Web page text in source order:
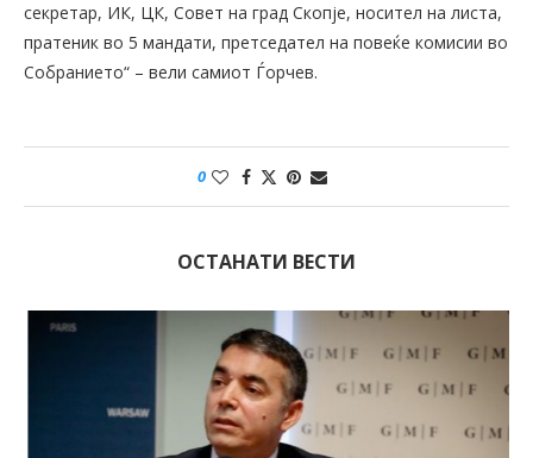
секретар, ИК, ЦК, Совет на град Скопје, носител на листа,
пратеник во 5 мандати, претседател на повеќе комисии во
Собранието“ – вели самиот Ѓорчев.
0
ОСТАНАТИ ВЕСТИ